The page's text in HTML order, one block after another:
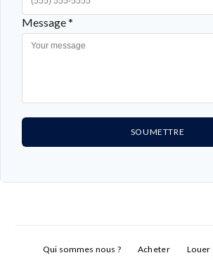
Message *
SOUMETTRE
Qui sommes nous ? Acheter Louer